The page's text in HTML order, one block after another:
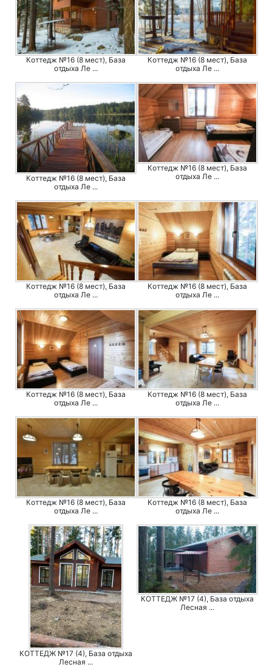
Коттедж №16 (8 мест), База
отдыха Ле ...
Коттедж №16 (8 мест), База
отдыха Ле ...
Коттедж №16 (8 мест), База
отдыха Ле ...
Коттедж №16 (8 мест), База
отдыха Ле ...
Коттедж №16 (8 мест), База
отдыха Ле ...
Коттедж №16 (8 мест), База
отдыха Ле ...
Коттедж №16 (8 мест), База
отдыха Ле ...
Коттедж №16 (8 мест), База
отдыха Ле ...
Коттедж №16 (8 мест), База
отдыха Ле ...
Коттедж №16 (8 мест), База
отдыха Ле ...
КОТТЕДЖ №17 (4), База отдыха
Лесная ...
КОТТЕДЖ №17 (4), База отдыха
Лесная ...